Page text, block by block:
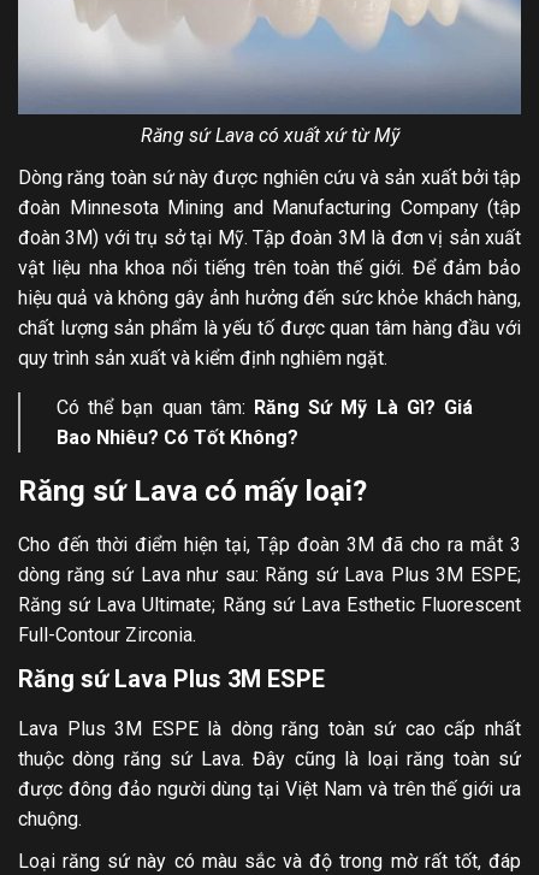
Răng sứ Lava có xuất xứ từ Mỹ
Dòng răng toàn sứ này được nghiên cứu và sản xuất bởi tập
đoàn Minnesota Mining and Manufacturing Company (tập
đoàn 3M) với trụ sở tại Mỹ. Tập đoàn 3M là đơn vị sản xuất
vật liệu nha khoa nổi tiếng trên toàn thế giới. Để đảm bảo
hiệu quả và không gây ảnh hưởng đến sức khỏe khách hàng,
chất lượng sản phẩm là yếu tố được quan tâm hàng đầu với
quy trình sản xuất và kiểm định nghiêm ngặt.
Có thể bạn quan tâm: Răng Sứ Mỹ Là Gì? Giá
Bao Nhiêu? Có Tốt Không?
Răng sứ Lava có mấy loại?
Cho đến thời điểm hiện tại, Tập đoàn 3M đã cho ra mắt 3
dòng răng sứ Lava như sau: Răng sứ Lava Plus 3M ESPE;
Răng sứ Lava Ultimate; Răng sứ Lava Esthetic Fluorescent
Full-Contour Zirconia.
Răng sứ Lava Plus 3M ESPE
Lava Plus 3M ESPE là dòng răng toàn sứ cao cấp nhất
thuộc dòng răng sứ Lava. Đây cũng là loại răng toàn sứ
được đông đảo người dùng tại Việt Nam và trên thế giới ưa
chuộng.
Loại răng sứ này có màu sắc và độ trong mờ rất tốt, đáp